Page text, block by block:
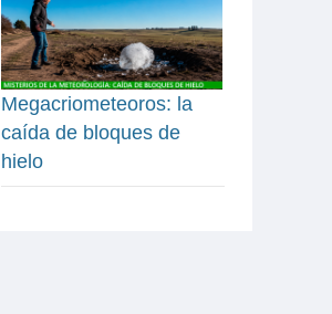
Megacriometeoros: la
caída de bloques de
hielo